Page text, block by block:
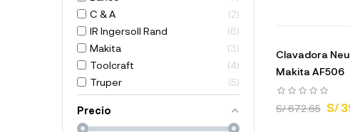
C & A
2
IR Ingersoll Rand
6
Makita
3
Toolcraft
4
Truper
5
Precio
Clavadora
Makita AF506
S/ 672.65 S/